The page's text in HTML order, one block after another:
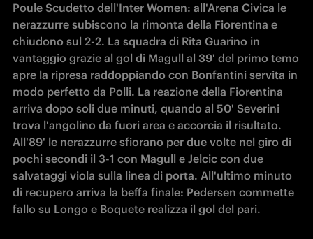
Poule Scudetto dell'Inter Women: all'Arena Civica le
nerazzurre subiscono la rimonta della Fiorentina e
chiudono sul 2-2. La squadra di Rita Guarino in
vantaggio grazie al gol di Magull al 39' del primo temo
apre la ripresa raddoppiando con Bonfantini servita in
modo perfetto da Polli. La reazione della Fiorentina
arriva dopo soli due minuti, quando al 50' Severini
trova l'angolino da fuori area e accorcia il risultato.
All'89' le nerazzurre sfiorano per due volte nel giro di
pochi secondi il 3-1 con Magull e Jelcic con due
salvataggi viola sulla linea di porta. All'ultimo minuto
di recupero arriva la beffa finale: Pedersen commette
fallo su Longo e Boquete realizza il gol del pari.